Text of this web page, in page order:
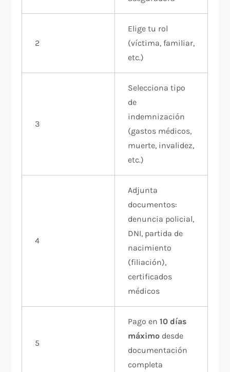
2
Elige tu rol
(víctima, familiar,
etc.)
3
Selecciona tipo
de
indemnización
(gastos médicos,
muerte, invalidez,
etc.)
4
Adjunta
documentos:
denuncia policial,
DNI, partida de
nacimiento
(filiación),
certificados
médicos
5
Pago en10 días
máximo desde
documentación
completa